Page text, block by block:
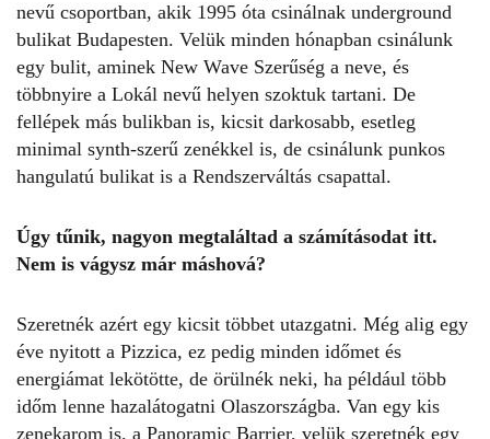
nevű csoportban, akik 1995 óta csinálnak underground
bulikat Budapesten. Velük minden hónapban csinálunk
egy bulit, aminek New Wave Szerűség a neve, és
többnyire a Lokál nevű helyen szoktuk tartani. De
fellépek más bulikban is, kicsit darkosabb, esetleg
minimal synth-szerű zenékkel is, de csinálunk punkos
hangulatú bulikat is a Rendszerváltás csapattal.
Úgy tűnik, nagyon megtaláltad a számításodat itt.
Nem is vágysz már máshová?
Szeretnék azért egy kicsit többet utazgatni. Még alig egy
éve nyitott a Pizzica, ez pedig minden időmet és
energiámat lekötötte, de örülnék neki, ha például több
időm lenne hazalátogatni Olaszországba. Van egy kis
zenekarom is, a Panoramic Barrier, velük szeretnék egy